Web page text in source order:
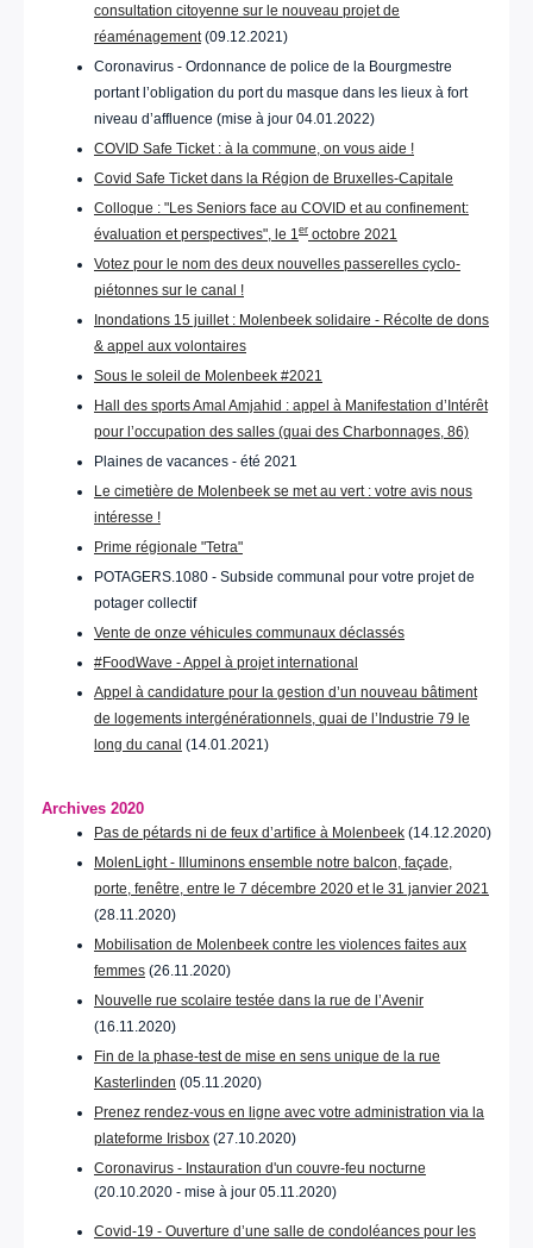
consultation citoyenne sur le nouveau projet de
réaménagement(09.12.2021)
Coronavirus - Ordonnance de police de la Bourgmestre
portant l’obligation du port du masque dans les lieux à fort
niveau d’affluence (mise à jour 04.01.2022)
COVID Safe Ticket : à la commune, on vous aide !
Covid Safe Ticket dans la Région de Bruxelles-Capitale
Colloque : "Les Seniors face au COVID et au confinement:
évaluation et perspectives", le 1 er octobre 2021
Votez pour le nom des deux nouvelles passerelles cyclo-
piétonnes sur le canal !
Inondations 15 juillet : Molenbeek solidaire - Récolte de dons
& appel aux volontaires
Sous le soleil de Molenbeek #2021
Hall des sports Amal Amjahid : appel à Manifestation d’Intérêt
pour l’occupation des salles (quai des Charbonnages, 86)
Plaines de vacances - été 2021
Le cimetière de Molenbeek se met au vert : votre avis nous
intéresse !
Prime régionale "Tetra"
POTAGERS.1080 - Subside communal pour votre projet de
potager collectif
Vente de onze véhicules communaux déclassés
#FoodWave - Appel à projet international
Appel à candidature pour la gestion d’un nouveau bâtiment
de logements intergénérationnels, quai de l’Industrie 79 le
long du canal (14.01.2021)
Archives 2020
Pas de pétards ni de feux d’artifice à Molenbeek (14.12.2020)
MolenLight - Illuminons ensemble notre balcon, façade,
porte, fenêtre, entre le 7 décembre 2020 et le 31 janvier 2021
(28.11.2020)
Mobilisation de Molenbeek contre les violences faites aux
femmes (26.11.2020)
Nouvelle rue scolaire testée dans la rue de l’Avenir
(16.11.2020)
Fin de la phase-test de mise en sens unique de la rue
Kasterlinden (05.11.2020)
Prenez rendez-vous en ligne avec votre administration via la
plateforme Irisbox (27.10.2020)
Coronavirus - Instauration d'un couvre-feu nocturne
(20.10.2020 - mise à jour 05.11.2020)
Covid-19 - Ouverture d’une salle de condoléances pour les